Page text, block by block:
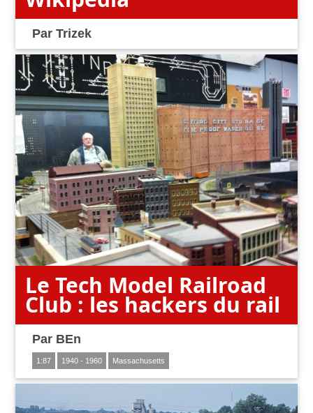
Par Trizek
Le Tech Model Railroad
Club : les hackers du rail
Par BEn
1:87 1940 - 1960 Massachusetts